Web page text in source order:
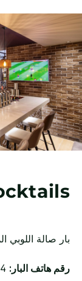
بار صالة اللوبي
رقم هاتف البار: